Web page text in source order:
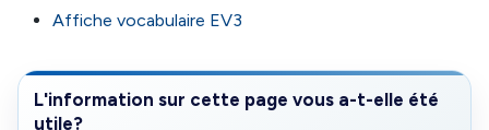
Affiche vocabulaire EV3
L'information sur cette page vous a-t-elle été
utile?